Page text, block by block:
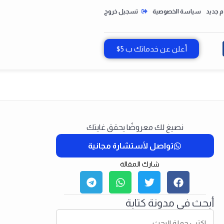
سياسة الخصوصية تسجيل خروج
أعلن عن خدماتك ب 5$
نصيغ لك معروضًا يحقق غايتك
تواصل لأستشارة مجانية
شارك المقالة
أبحث في مدونة كتابة